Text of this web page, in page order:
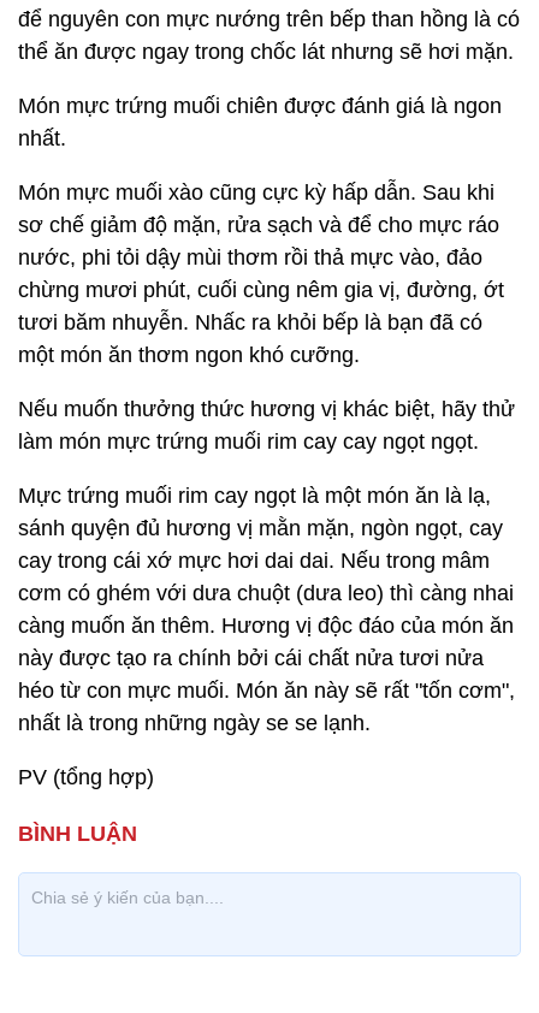
để nguyên con mực nướng trên bếp than hồng là có
thể ăn được ngay trong chốc lát nhưng sẽ hơi mặn.
Món mực trứng muối chiên được đánh giá là ngon
nhất.
Món mực muối xào cũng cực kỳ hấp dẫn. Sau khi
sơ chế giảm độ mặn, rửa sạch và để cho mực ráo
nước, phi tỏi dậy mùi thơm rồi thả mực vào, đảo
chừng mươi phút, cuối cùng nêm gia vị, đường, ớt
tươi băm nhuyễn. Nhấc ra khỏi bếp là bạn đã có
một món ăn thơm ngon khó cưỡng.
Nếu muốn thưởng thức hương vị khác biệt, hãy thử
làm món mực trứng muối rim cay cay ngọt ngọt.
Mực trứng muối rim cay ngọt là một món ăn là lạ,
sánh quyện đủ hương vị mằn mặn, ngòn ngọt, cay
cay trong cái xớ mực hơi dai dai. Nếu trong mâm
cơm có ghém với dưa chuột (dưa leo) thì càng nhai
càng muốn ăn thêm. Hương vị độc đáo của món ăn
này được tạo ra chính bởi cái chất nửa tươi nửa
héo từ con mực muối. Món ăn này sẽ rất "tốn cơm",
nhất là trong những ngày se se lạnh.
PV (tổng hợp)